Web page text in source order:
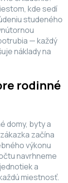
kde sedí
studeného
— každý
náklady na
rodinné
domy, byty a
začína
výkonu
navrhneme
a
miestnosť.